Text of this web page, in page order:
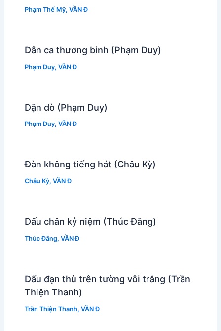
Phạm Thế Mỹ, VẦN Đ
Dân ca thương binh (Phạm Duy)
Phạm Duy, VẦN Đ
Dặn dò (Phạm Duy)
Phạm Duy, VẦN Đ
Đàn không tiếng hát (Châu Kỳ)
Châu Kỳ, VẦN Đ
Dấu chân kỷ niệm (Thúc Đăng)
Thúc Đăng, VẦN Đ
Dấu đạn thù trên tường vôi trắng (Trần
Thiện Thanh)
Trần Thiện Thanh, VẦN Đ